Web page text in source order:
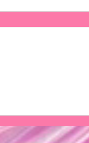
バレヱ学校学校公演